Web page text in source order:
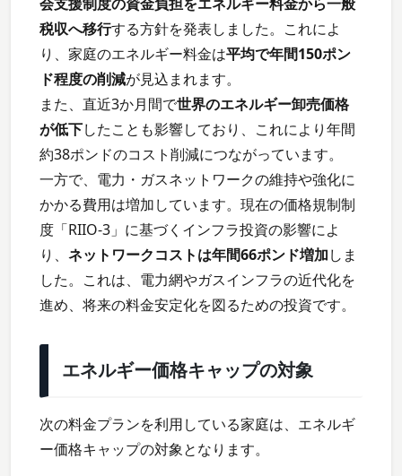
税収へ移行する方針を発表しました。これによ
り、家庭のエネルギー料金は平均で年間150ポン
ド程度の削減が見込まれます。
また、直近3か月間で世界のエネルギー卸売価格
が低下したことも影響しており、これにより年間
約38ポンドのコスト削減につながっています。
一方で、電力・ガスネットワークの維持や強化に
かかる費用は増加しています。現在の価格規制制
度「RIIO-3」に基づくインフラ投資の影響によ
り、 ネットワークコストは年間66ポンド増加しま
した。これは、電力網やガスインフラの近代化を
進め、将来の料金安定化を図るための投資です。
エネルギー価格キャップの対象
次の料金プランを利用している家庭は、エネルギ
ー価格キャップの対象となります。